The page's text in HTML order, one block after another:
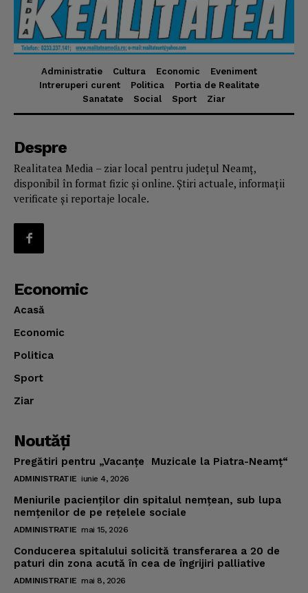
Administratie Cultura Economic
Eveniment
Intreruperi curent
Politica
Portia de Realitate
Sanatate
Social Sport Ziar
Despre
Realitatea Media – ziar local pentru județul Neamț,
disponibil în format fizic și online. Știri actuale, informații
verificate și reportaje locale.
Economic
Acasă
Economic
Politica
Sport
Ziar
Noutăţi
Pregătiri pentru „Vacanţe Muzicale la Piatra-Neamţ“
ADMINISTRATIE iunie 4, 2026
Meniurile pacienţilor din spitalul nemţean, sub lupa
nemţenilor de pe reţelele sociale
ADMINISTRATIE mai 15, 2026
Conducerea spitalului solicită transferarea a 20 de
paturi din zona acută în cea de îngrijiri palliative
ADMINISTRATIE mai 8, 2026